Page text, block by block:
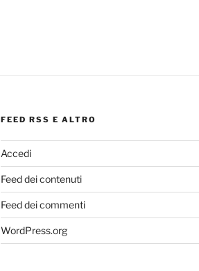
FEED RSS E ALTRO
Accedi
Feed dei contenuti
Feed dei commenti
WordPress.org